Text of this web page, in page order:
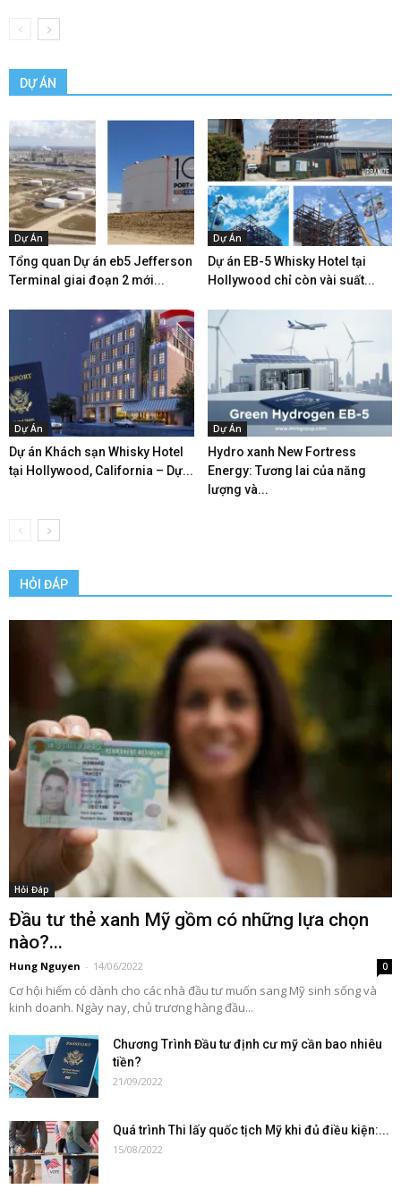
DỰ ÁN
Dự Án
Tổng quan Dự án eb5 Jefferson
Terminal giai đoạn 2 mới...
Dự Án
Dự án EB-5 Whisky Hotel tại
Hollywood chỉ còn vài suất...
Dự Án
Dự án Khách sạn Whisky Hotel
tại Hollywood, California – Dự...
Dự Án
Hydro xanh New Fortress
Energy: Tương lai của năng
lượng và...
HỎI ĐÁP
Hỏi Đáp
Đầu tư thẻ xanh Mỹ gồm có những lựa chọn
nào?...
Hung Nguyen - 14/06/2022 0
Cơ hội hiếm có dành cho các nhà đầu tư muốn sang Mỹ sinh sống và
kinh doanh. Ngày nay, chủ trương hàng đầu...
Chương Trình Đầu tư định cư mỹ cần bao nhiêu
tiền?
21/09/2022
Quá trình Thi lấy quốc tịch Mỹ khi đủ điều kiện:...
15/08/2022